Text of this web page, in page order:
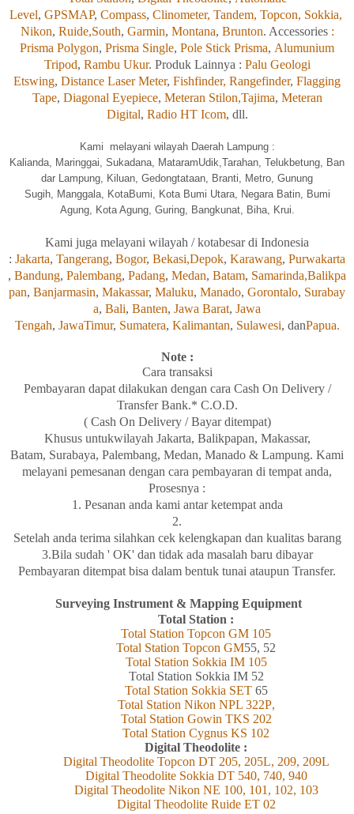
Level, GPSMAP, Compass, Clinometer, Tandem, Topcon, Sokkia,
Nikon, Ruide,South, Garmin, Montana, Brunton. Accessories :
Prisma Polygon, Prisma Single, Pole Stick Prisma, Alumunium
Tripod, Rambu Ukur. Produk Lainnya : Palu Geologi
Etswing, Distance Laser Meter, Fishfinder, Rangefinder, Flagging
Tape, Diagonal Eyepiece, Meteran Stilon,Tajima, Meteran
Digital, Radio HT Icom, dll.
Kami melayani wilayah Daerah Lampung :
Kalianda, Maringgai, Sukadana, MataramUdik,Tarahan, Telukbetung, Ban
dar Lampung, Kiluan, Gedongtataan, Branti, Metro, Gunung
Sugih, Manggala, KotaBumi, Kota Bumi Utara, Negara Batin, Bumi
Agung, Kota Agung, Guring, Bangkunat, Biha, Krui.
Kami juga melayani wilayah / kotabesar di Indonesia
: Jakarta, Tangerang, Bogor, Bekasi,Depok, Karawang, Purwakarta
, Bandung, Palembang, Padang, Medan, Batam, Samarinda,Balikpa
pan, Banjarmasin, Makassar, Maluku, Manado, Gorontalo, Surabay
a, Bali, Banten, Jawa Barat, Jawa
Tengah, JawaTimur, Sumatera, Kalimantan, Sulawesi, danPapua.
Note :
Cara transaksi
Pembayaran dapat dilakukan dengan cara Cash On Delivery /
Transfer Bank.* C.O.D.
( Cash On Delivery / Bayar ditempat)
Khusus untukwilayah Jakarta, Balikpapan, Makassar,
Batam, Surabaya, Palembang, Medan, Manado & Lampung. Kami
melayani pemesanan dengan cara pembayaran di tempat anda,
Prosesnya :
1. Pesanan anda kami antar ketempat anda
2.
Setelah anda terima silahkan cek kelengkapan dan kualitas barang
3.Bila sudah ' OK' dan tidak ada masalah baru dibayar
Pembayaran ditempat bisa dalam bentuk tunai ataupun Transfer.
Surveying Instrument & Mapping Equipment
Total Station :
Total Station Topcon GM 105
Total Station Topcon GM55, 52
Total Station Sokkia IM105
Total Station Sokkia IM 52
Total Station Sokkia SET 65
Total Station Nikon NPL 322P,
Total Station Gowin TKS 202
Total Station Cygnus KS 102
Digital Theodolite :
Digital Theodolite Topcon DT 205, 205L, 209, 209L
Digital Theodolite Sokkia DT 540, 740, 940
Digital Theodolite Nikon NE 100, 101, 102, 103
Digital Theodolite Ruide ET 02